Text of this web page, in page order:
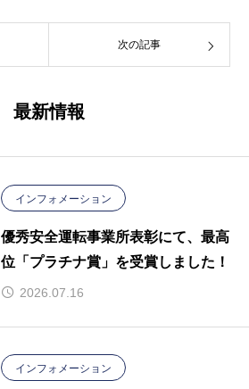
次の記事
最新情報
インフォメーション
優秀安全運転事業所表彰にて、最高
位「プラチナ賞」を受賞しました！
2026.07.16
インフォメーション